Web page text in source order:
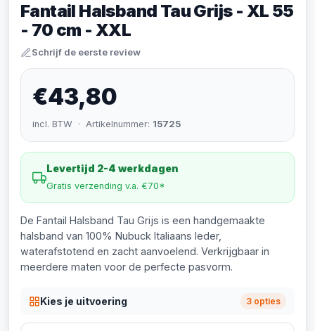
Fantail Halsband Tau Grijs - XL 55
- 70 cm - XXL
Schrijf de eerste review
€43,80
incl. BTW · Artikelnummer: 15725
Levertijd 2-4 werkdagen
Gratis verzending v.a. €70*
De Fantail Halsband Tau Grijs is een handgemaakte
halsband van 100% Nubuck Italiaans leder,
waterafstotend en zacht aanvoelend. Verkrijgbaar in
meerdere maten voor de perfecte pasvorm.
Kies je uitvoering 3 opties